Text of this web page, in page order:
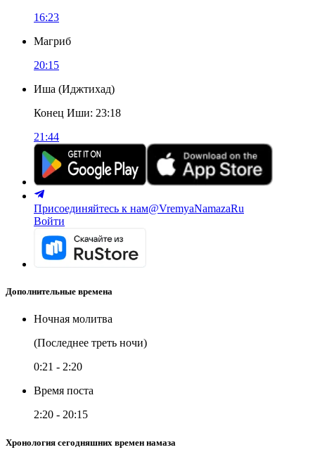
16:23
Магриб
20:15
Иша (Иджтихад)
Конец Иши: 23:18
21:44
Присоединяйтесь к нам@VremyaNamazaRu
Войти
Дополнительные времена
Ночная молитва
(Последнее треть ночи)
0:21 - 2:20
Время поста
2:20 - 20:15
Хронология сегодняшних времен намаза